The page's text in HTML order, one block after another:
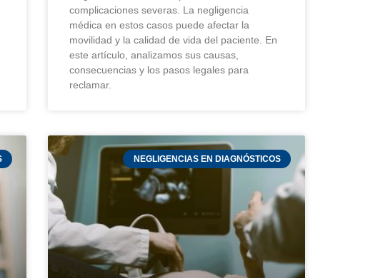
complicaciones severas. La negligencia
médica en estos casos puede afectar la
movilidad y la calidad de vida del paciente. En
este artículo, analizamos sus causas,
consecuencias y los pasos legales para
reclamar.
NEGLIGENCIAS EN DIAGNÓSTICOS